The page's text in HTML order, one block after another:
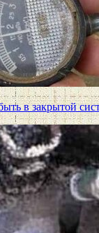
в закрытой